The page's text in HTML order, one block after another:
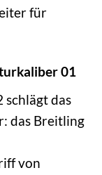
für
01
schlägt das
das Breitling
von